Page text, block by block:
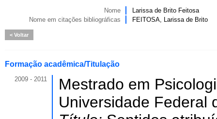
Nome
Larissa de Brito Feitosa
Nome em citações bibliográficas
FEITOSA, Larissa de Brito
Voltar
Formação acadêmica/Titulação
2009 - 2011
Mestrado em
Universidade Federal